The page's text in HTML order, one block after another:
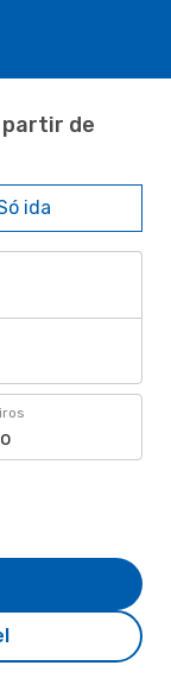
partir de
ida